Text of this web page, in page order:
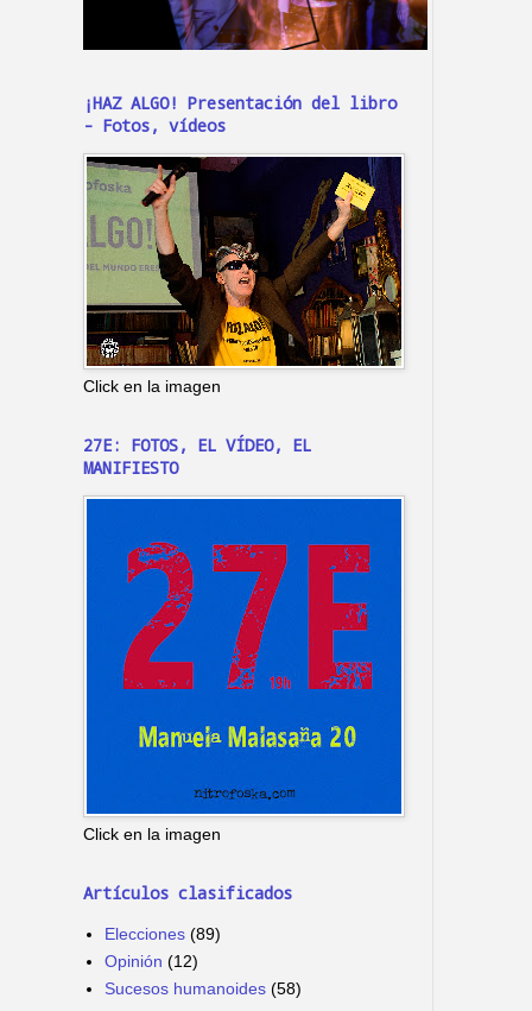
¡HAZ ALGO! Presentación del libro
- Fotos, vídeos
Click en la imagen
27E: FOTOS, EL VÍDEO, EL
MANIFIESTO
Click en la imagen
Artículos clasificados
Elecciones (89)
Opinión (12)
Sucesos humanoides (58)